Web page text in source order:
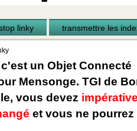
linky transmettre les
un Objet Connecté
Mensonge. TGI de
vous devez
et vous ne pourrez